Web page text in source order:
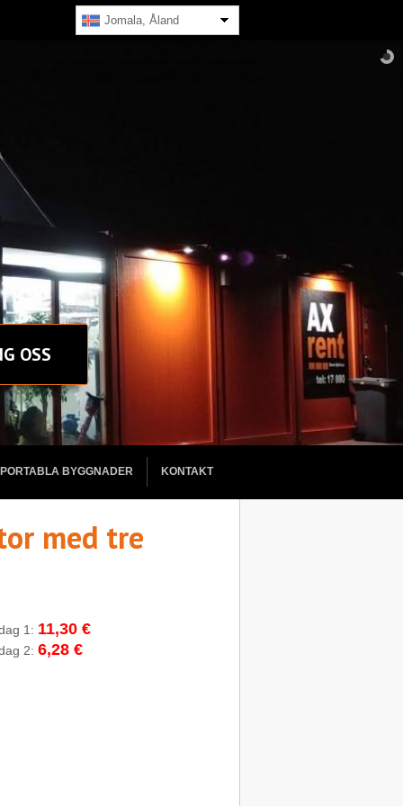
Jomala, Åland
OSS
PORTABLA BYGGNADER KONTAKT
med tre
1: 11,30 €
2: 6,28 €